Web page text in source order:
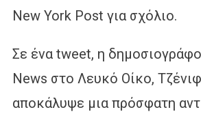
New York Post για σχόλιο.
Σε ένα tweet, η
News στο Λευκό Οίκο,
αποκάλυψε μια πρόσφατη